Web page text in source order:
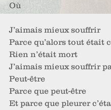
Où
J’aimais mieux souffrir
Parce qu’alors tout était
Rien n’était mort
J’aimais mieux souffrir
Peut-être
Parce que peut-être
Et parce que pleurer